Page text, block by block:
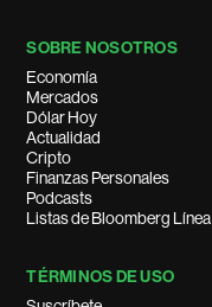
SOBRE NOSOTROS
Economía
Mercados
Dólar Hoy
Actualidad
Cripto
Finanzas Personales
Podcasts
Listas de Bloomberg Línea
TÉRMINOS DE USO